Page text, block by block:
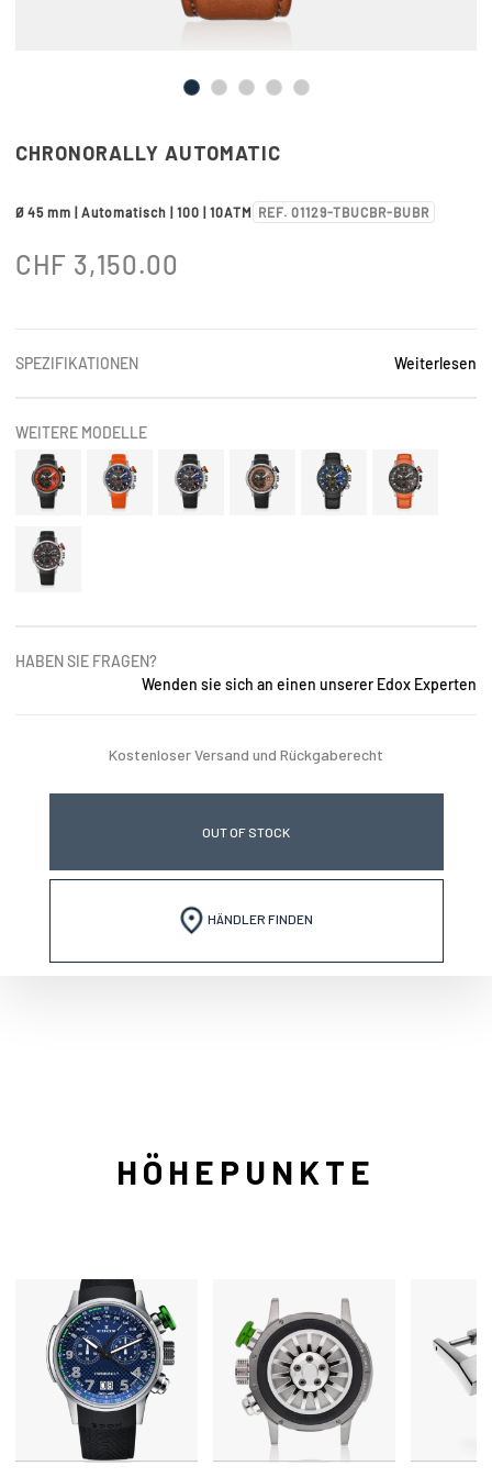
CHRONORALLY AUTOMATIC
Ø 45 mm | Automatisch | 100 | 10ATM REF. 01129-TBUCBR-BUBR
CHF 3,150.00
SPEZIFIKATIONEN Weiterlesen
WEITERE MODELLE
HABEN SIE FRAGEN?
Wenden sie sich an einen unserer Edox Experten
Kostenloser Versand und Rückgaberecht
OUT OF STOCK
HÄNDLER FINDEN
HÖHEPUNKTE